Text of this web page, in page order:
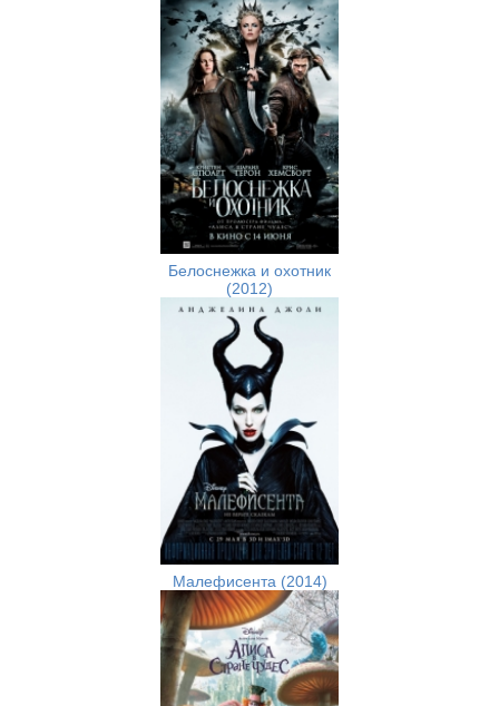
Белоснежка и охотник
(2012)
Малефисента (2014)